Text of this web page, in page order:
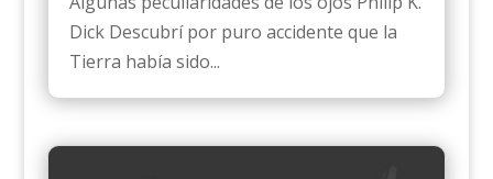
Dick Descubrí por puro accidente que la
Tierra había sido...